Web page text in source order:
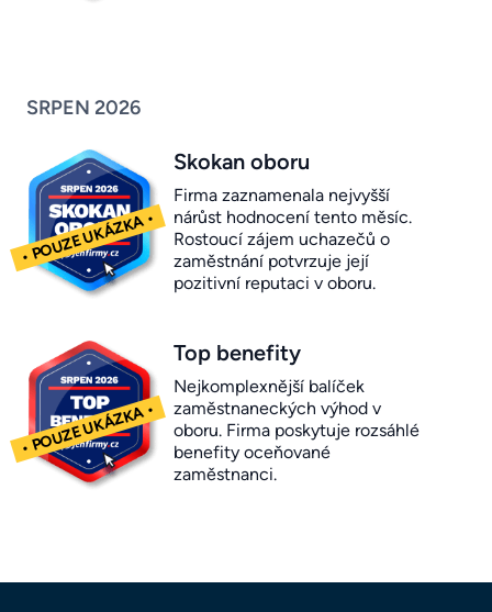
SRPEN 2026
Skokan oboru
Firma zaznamenala nejvyšší
nárůst hodnocení tento měsíc.
Rostoucí zájem uchazečů o
zaměstnání potvrzuje její
pozitivní reputaci v oboru.
Top benefity
Nejkomplexnější balíček
zaměstnaneckých výhod v
oboru. Firma poskytuje rozsáhlé
benefity oceňované
zaměstnanci.